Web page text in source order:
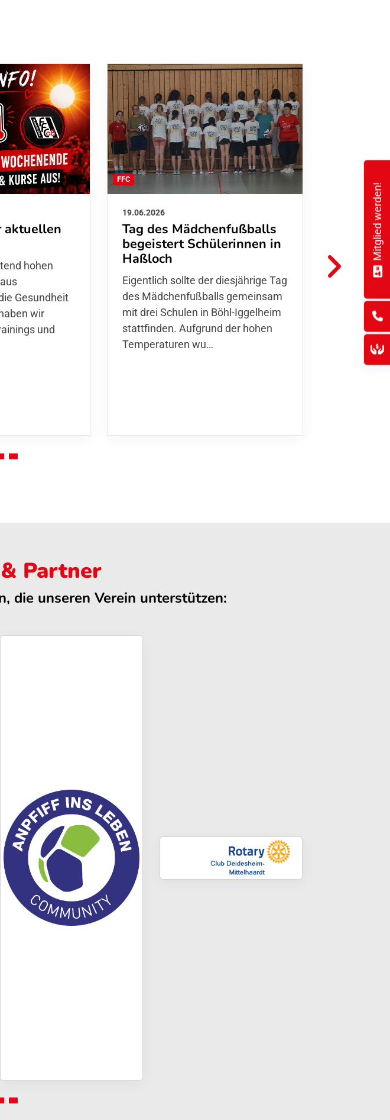
aktuellen
hohen
Gesundheit
wir
und
FFC
19.06.2026
Tag des Mädchenfußballs
begeistert Schülerinnen in
Haßloch
Eigentlich sollte der diesjährige Tag
des Mädchenfußballs gemeinsam
mit drei Schulen in Böhl-Iggelheim
stattfinden. Aufgrund der hohen
Temperaturen wu…
01.06.2026
Danke
FFC
Hoffmann
den
Finnla…
Partner
die unseren Verein unterstützen:
Mitglied werden!